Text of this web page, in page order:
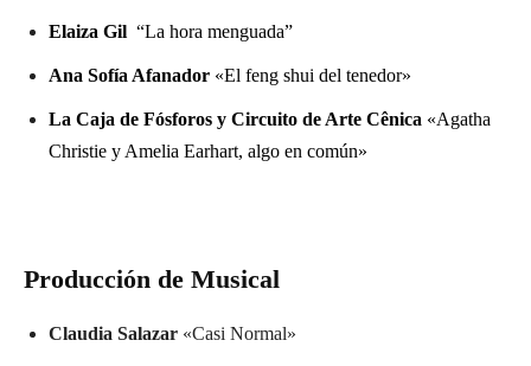
Elaiza Gil “La hora menguada”
Ana Sofía Afanador «El feng shui del tenedor»
La Caja de Fósforos y Circuito de Arte Cênica «Agatha
Christie y Amelia Earhart, algo en común»
Producción de Musical
Claudia Salazar «Casi Normal»